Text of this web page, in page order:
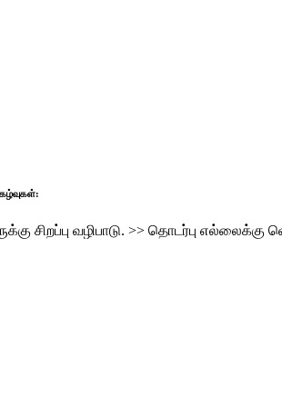
வழிபாடு.>> தொடர்பு எல்லைக்கு வெளியே